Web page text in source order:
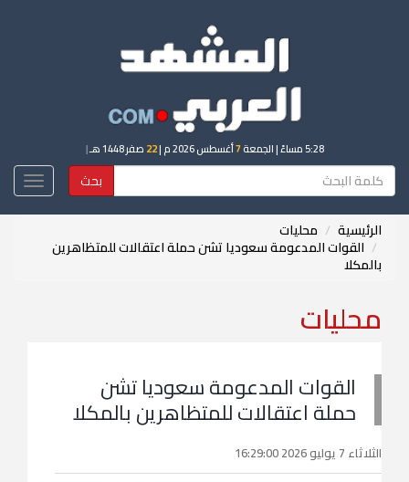
5:28 مساءً | الجمعة7أغسطس 2026 م | 22 صفر 1448 هـ |
بحث
الرئيسية محليات
القوات المدعومة سعوديا تشن حملة اعتقالات للمتظاهرين
بالمكلا
محليات
القوات المدعومة سعوديا تشن
حملة اعتقالات للمتظاهرين بالمكلا
الثلاثاء 7 يوليو 2026 16:29:00